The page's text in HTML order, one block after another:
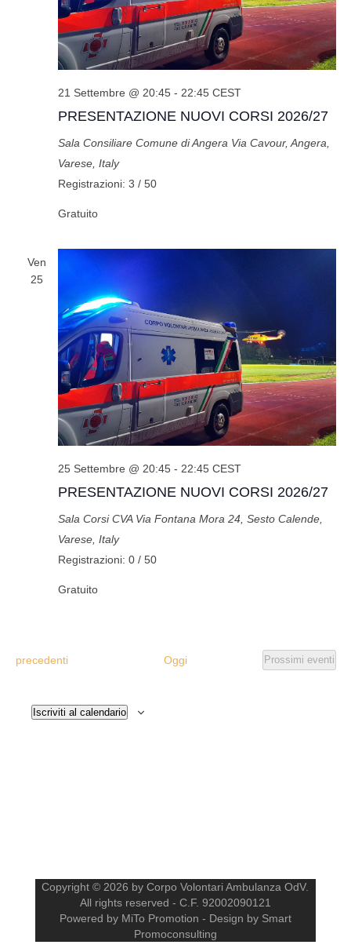
PRESENTAZIONE NUOVI CORSI 2026/27
21 Settembre @ 20:45- 22:45 CEST
Sala Consiliare Comune di Angera Via Cavour, Angera,
Varese, Italy
Registrazioni: 3 / 50
Gratuito
Ven
25
PRESENTAZIONE NUOVI CORSI 2026/27
25 Settembre @ 20:45- 22:45 CEST
Sala Corsi CVA Via Fontana Mora 24, Sesto Calende,
Varese, Italy
Registrazioni: 0 / 50
Gratuito
Eventi
precedenti Oggi Prossimi eventi
Iscriviti al calendario
Copyright © 2026 by Corpo Volontari Ambulanza OdV.
All rights reserved - C.F. 92002090121
Powered by MiTo Promotion - Design by Smart
Promoconsulting